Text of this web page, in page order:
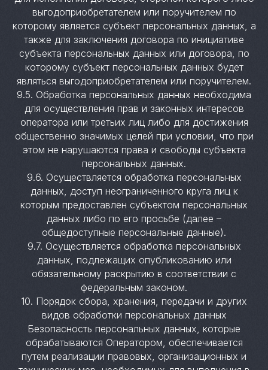
выгодоприобретателем или поручителем по
которому является субъект персональных данных, а
также для заключения договора по инициативе
субъекта персональных данных или договора, по
которому субъект персональных данных будет
являться выгодоприобретателем или поручителем.
9.5. Обработка персональных данных необходима
для осуществления прав и законных интересов
оператора или третьих лиц либо для достижения
общественно значимых целей при условии, что при
этом не нарушаются права и свободы субъекта
персональных данных.
9.6. Осуществляется обработка персональных
данных, доступ неограниченного круга лиц к
которым предоставлен субъектом персональных
данных либо по его просьбе (далее –
общедоступные персональные данные).
9.7. Осуществляется обработка персональных
данных, подлежащих опубликованию или
обязательному раскрытию в соответствии с
федеральным законом.
10. Порядок сбора, хранения, передачи и других
видов обработки персональных данных
Безопасность персональных данных, которые
обрабатываются Оператором, обеспечивается
путем реализации правовых, организационных и